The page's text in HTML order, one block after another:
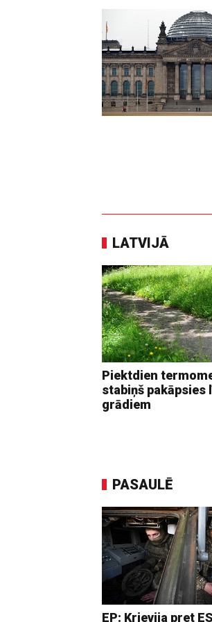
LATVIJĀ
Piektdien
stabiņš pakāpsies
grādiem
PASAULĒ
EP: Krievija pret